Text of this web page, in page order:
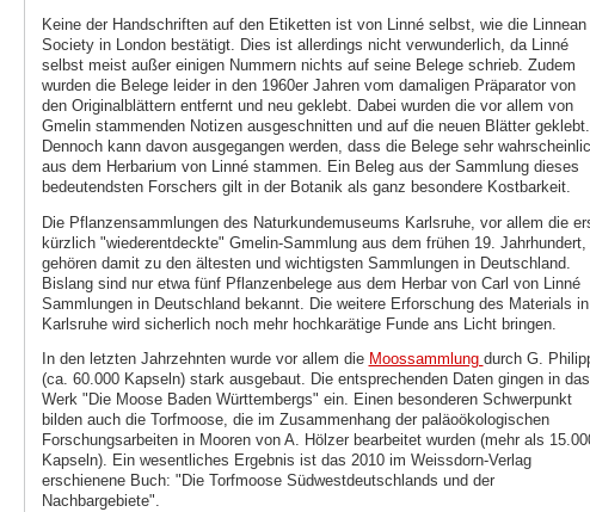
Keine der Handschriften auf den Etiketten ist von Linné selbst, wie die Linnean
Society in London bestätigt. Dies ist allerdings nicht verwunderlich, da Linné
selbst meist außer einigen Nummern nichts auf seine Belege schrieb. Zudem
wurden die Belege leider in den 1960er Jahren vom damaligen Präparator von
den Originalblättern entfernt und neu geklebt. Dabei wurden die vor allem von
Gmelin stammenden Notizen ausgeschnitten und auf die neuen Blätter geklebt.
Dennoch kann davon ausgegangen werden, dass die Belege sehr
aus dem Herbarium von Linné stammen. Ein Beleg aus der Sammlung dieses
bedeutendsten Forschers gilt in der Botanik als ganz besondere Kostbarkeit.
Die Pflanzensammlungen des Naturkundemuseums Karlsruhe, vor allem die
kürzlich "wiederentdeckte" Gmelin-Sammlung aus dem frühen 19. Jahrhundert,
gehören damit zu den ältesten und wichtigsten Sammlungen in Deutschland.
Bislang sind nur etwa fünf Pflanzenbelege aus dem Herbar von Carl von Linné
Sammlungen in Deutschland bekannt. Die weitere Erforschung des Materials in
Karlsruhe wird sicherlich noch mehr hochkarätige Funde ans Licht bringen.
In den letzten Jahrzehnten wurde vor allem die Moossammlung durch G.
(ca. 60.000 Kapseln) stark ausgebaut. Die entsprechenden Daten gingen in das
Werk "Die Moose Baden Württembergs" ein. Einen besonderen Schwerpunkt
bilden auch die Torfmoose, die im Zusammenhang der paläoökologischen
Forschungsarbeiten in Mooren von A. Hölzer bearbeitet wurden (mehr als
Kapseln). Ein wesentliches Ergebnis ist das 2010 im Weissdorn-Verlag
erschienene Buch: "Die Torfmoose Südwestdeutschlands und der
Nachbargebiete".